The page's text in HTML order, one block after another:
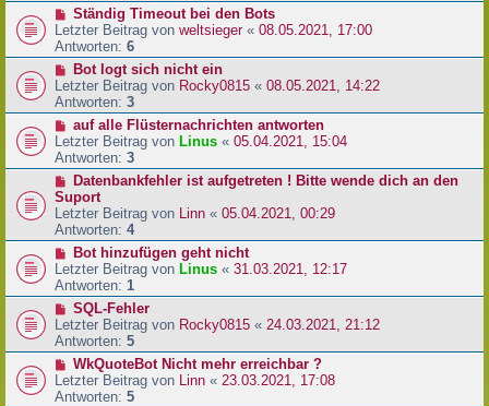
Ständig Timeout bei den Bots
Letzter Beitrag von weltsieger« 08.05.2021, 17:00
Antworten: 6
Bot logt sich nicht ein
Letzter Beitrag von Rocky0815 « 08.05.2021, 14:22
Antworten: 3
auf alle Flüsternachrichten antworten
Letzter Beitrag von Linus « 05.04.2021, 15:04
Antworten: 3
Datenbankfehler ist aufgetreten ! Bitte wende dich an den
Suport
Letzter Beitrag von
Linn « 05.04.2021, 00:29
Antworten: 4
Bot hinzufügen geht nicht
Letzter Beitrag von Linus « 31.03.2021, 12:17
Antworten: 1
SQL-Fehler
Letzter Beitrag von Rocky0815 « 24.03.2021, 21:12
Antworten: 5
WkQuoteBot Nicht mehr erreichbar ?
Letzter Beitrag von
Linn « 23.03.2021, 17:08
Antworten: 5